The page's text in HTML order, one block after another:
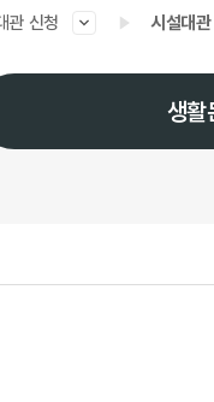
관 신청 시설대
생활